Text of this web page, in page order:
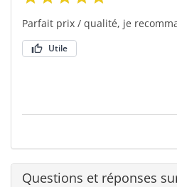
Parfait prix / qualité, je
Utile
Questions et réponses